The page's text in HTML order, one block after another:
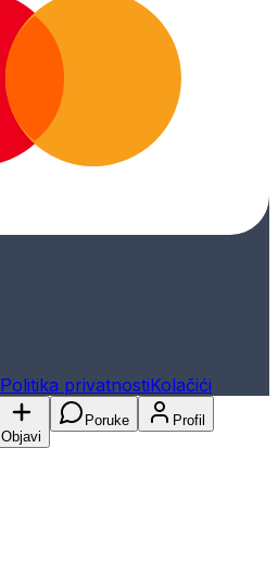
Politika privatnostiKolačići
Objavi
Poruke Profil